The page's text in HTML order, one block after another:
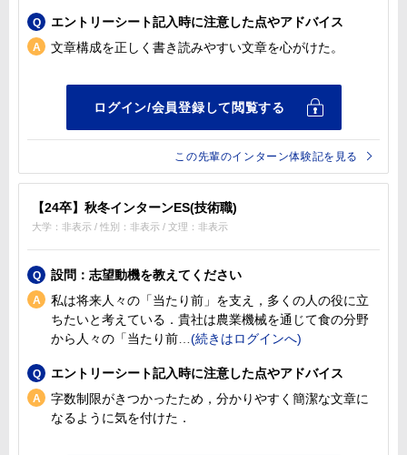
エントリーシート記入時に注意した点やアドバイス
文章構成を正しく書き読みやすい文章を心がけた。
この先輩のインターン体験記を見る
【24卒】秋冬インターンES(技術職)
大学：非表示 / 性別：非表示 / 文理：非表示
設問：志望動機を教えてください
私は将来人々の「当たり前」を支え，多くの人の役に立
ちたいと考えている．貴社は農業機械を通じて食の分野
から人々の「当たり前
エントリーシート記入時に注意した点やアドバイス
字数制限がきつかったため，分かりやすく簡潔な文章に
なるように気を付けた．